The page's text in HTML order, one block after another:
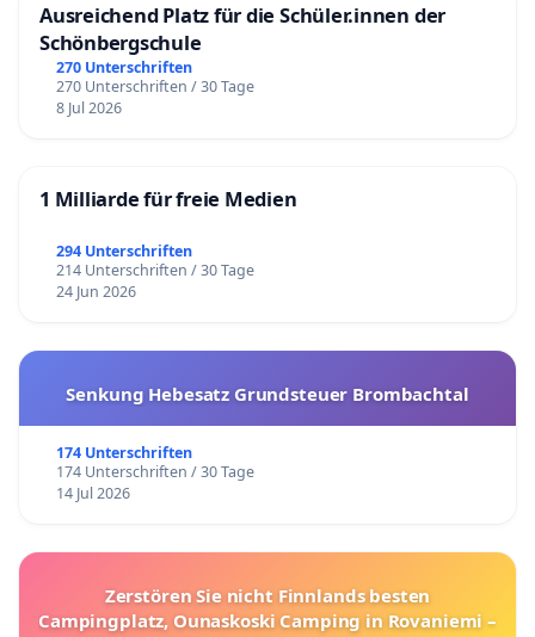
Ausreichend Platz für die Schüler.innen der
Schönbergschule
270 Unterschriften
270 Unterschriften / 30 Tage
8 Jul 2026
1 Milliarde für freie Medien
294 Unterschriften
214 Unterschriften / 30 Tage
24 Jun 2026
Senkung Hebesatz Grundsteuer Brombachtal
174 Unterschriften
174 Unterschriften / 30 Tage
14 Jul 2026
Zerstören Sie nicht Finnlands besten
Campingplatz, Ounaskoski Camping in Rovaniemi –